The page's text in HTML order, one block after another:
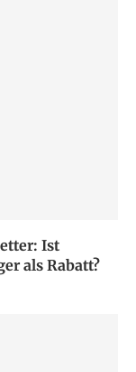
Ist
als Rabatt?